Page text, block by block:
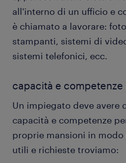
all'interno di un ufficio e
è chiamato a lavorare:
stampanti, sistemi di
sistemi telefonici, ecc.
capacità e competenze
Un impiegato deve avere
capacità e competenze
proprie mansioni in modo
utili e richieste troviamo: